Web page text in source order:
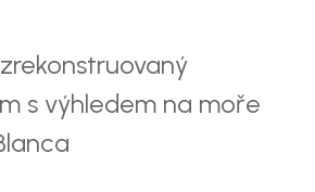
s výhledem na moře